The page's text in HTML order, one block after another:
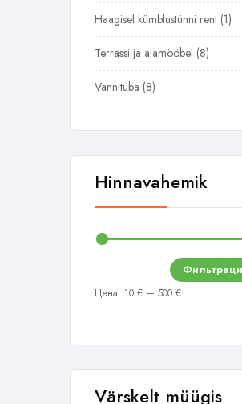
Haagisel kümblustünni rent 1
Terrassi ja aiamööbel 8
Vannituba 8
Hinnavahemik
Цена: 10 € — 500 €
Värskelt müügis